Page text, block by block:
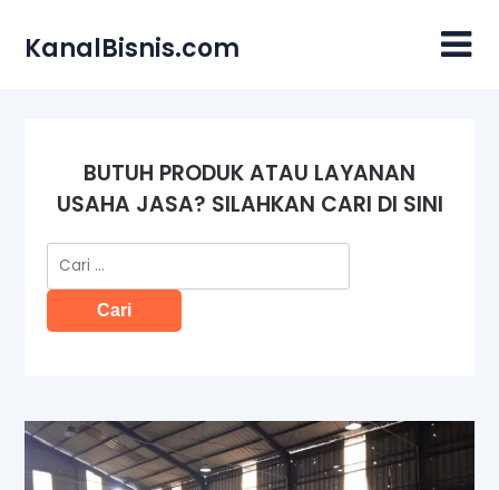
content
KanalBisnis.com
BUTUH PRODUK ATAU LAYANAN
USAHA JASA? SILAHKAN CARI DI SINI
Cari
untuk: